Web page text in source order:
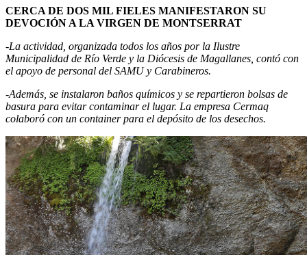
CERCA DE DOS MIL FIELES MANIFESTARON SU
DEVOCIÓN A LA VIRGEN DE MONTSERRAT
-La actividad, organizada todos los años por la Ilustre
Municipalidad de Río Verde y la Diócesis de Magallanes, contó con
el apoyo de personal del SAMU y Carabineros.
-Además, se instalaron baños químicos y se repartieron bolsas de
basura para evitar contaminar el lugar. La empresa Cermaq
colaboró con un container para el depósito de los desechos.